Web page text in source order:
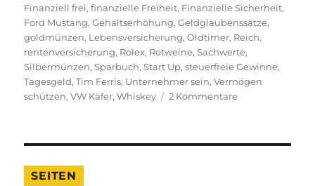
Finanziell frei,finanzielle Freiheit, Finanzielle Sicherheit,
Ford Mustang,Gehaltserhöhung,Geldglaubenssätze,
goldmünzen, Lebensversicherung,Oldtimer, Reich,
rentenversicherung, Rolex, Rotweine,Sachwerte,
Silbermünzen,Sparbuch,Start Up,steuerfreie Gewinne,
Tagesgeld,Tim Ferris, Unternehmer sein,Vermögen
schützen,VW Käfer,Whiskey 2 Kommentarezu
SEITEN